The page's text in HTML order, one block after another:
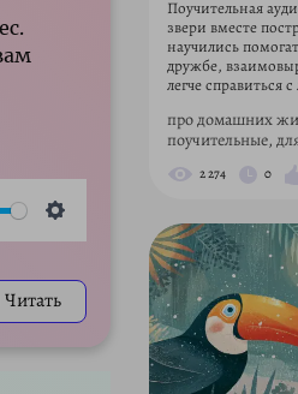
Settings
Читать
Поучительная
звери вместе
научились
дружбе,
легче справиться
про домашних
поучительные,
2 274 0